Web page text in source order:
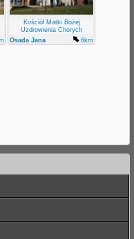
Kościół Matki Bożej
Uzdrowienia Chorych
Osada Jana
6km